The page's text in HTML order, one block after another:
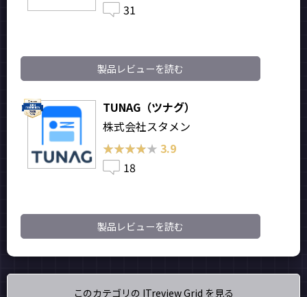
31
製品レビューを読む
TUNAG（ツナグ）
株式会社スタメン
★★★★★
★★★★★ 3.9
18
製品レビューを読む
このカテゴリの ITreview Grid を見る